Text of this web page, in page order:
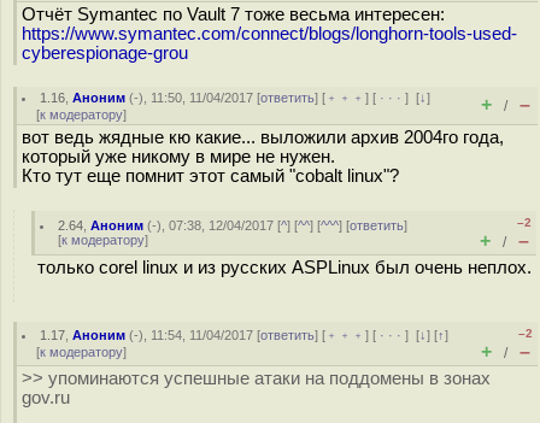
Отчёт Symantec по Vault 7 тоже весьма интересен:
https://www.symantec.com/connect/blogs/longhorn-tools-used-
cyberespionage-grou
1.16 ,Аноним (-), 11:50, 11/04/2017 [ответить] [ ﹢﹢﹢] [ · · ·][↓]
[к модератору] + / –
вот ведь жядные кю какие... выложили архив 2004го года,
который уже никому в мире не нужен.
Кто тут еще помнит этот самый "cobalt linux"?
2.64 ,Аноним (-), 07:38, 12/04/2017 [^] [^^] [^^^] [ответить]
[к модератору]
–2
+ / –
только corel linux и из русских ASPLinux был очень неплох.
1.17 ,Аноним (-), 11:54, 11/04/2017 [ответить] [ ﹢﹢﹢] [ · · ·][↓] [↑]
[к модератору]
–2
+ / –
>> упоминаются успешные атаки на поддомены в зонах
gov.ru